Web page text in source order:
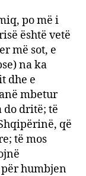
po më i
është vetë
më sot, e
na ka
dhe e
mbetur
do dritë; të
që
të mos
humbjen